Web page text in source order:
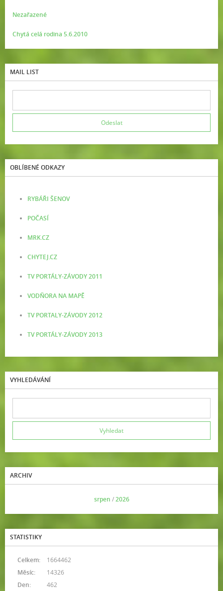
Nezařazené
Chytá celá rodina 5.6.2010
MAIL LIST
OBLÍBENÉ ODKAZY
RYBÁŘI ŠENOV
POČASÍ
MRK.CZ
CHYTEJ.CZ
TV PORTÁLY-ZÁVODY 2011
VODŇORA NA MAPĚ
TV PORTALY-ZÁVODY 2012
TV PORTÁLY-ZÁVODY 2013
VYHLEDÁVÁNÍ
ARCHIV
srpen /2026
STATISTIKY
Celkem:
1664462
Měsíc:
14326
Den:
462